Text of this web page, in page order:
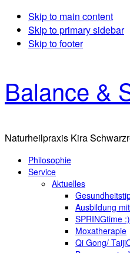
Skip to main content
Skip to primary sidebar
Skip to footer
Balance &
Naturheilpraxis Kira
Philosophie
Service
Aktuelles
Ausbildung
SPRINGtime
Moxatherapie
Qi Gong/